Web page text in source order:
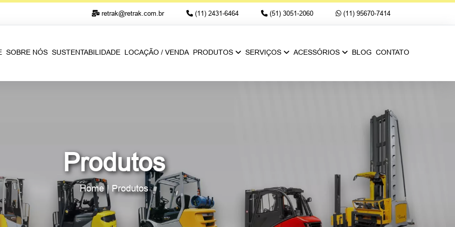
retrak@retrak.com.br (11) 2431-6464 (51) 3051-2060 (11) 95670-7414
SOBRE NÓS SUSTENTABILIDADE LOCAÇÃO / VENDA PRODUTOS SERVIÇOS ACESSÓRIOS BLOG CONTATO
Produtos
Home| Produtos